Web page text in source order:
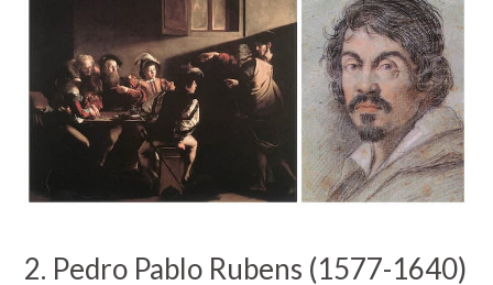
2. Pedro Pablo Rubens (1577-1640)